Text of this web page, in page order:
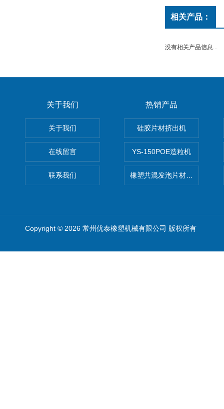
相关产品：
没有相关产品信息...
关于我们
关于我们
在线留言
联系我们
热销产品
硅胶片材挤出机
YS-150POE造粒机
橡塑共混发泡片材挤出机 废
Copyright © 2026 常州优泰橡塑机械有限公司 版权所有